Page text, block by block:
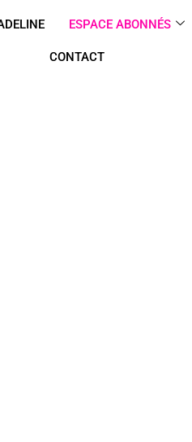
ESPACE ABONNÉS
CONTACT